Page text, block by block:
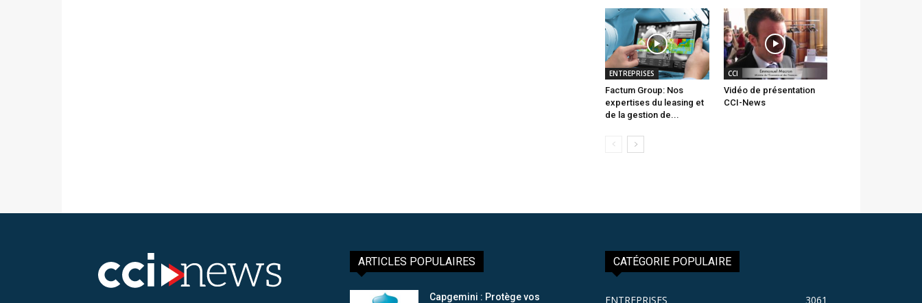
ENTREPRISES
Factum Group: Nos
expertises du leasing et
de la gestion de...
CCI
Vidéo de présentation
CCI-News
ARTICLES POPULAIRES
Capgemini : Protège vos
CATÉGORIE POPULAIRE
ENTREPRISES 3061